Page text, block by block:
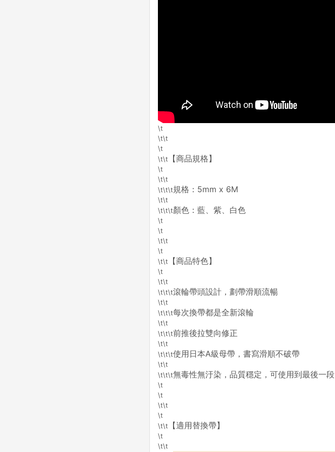
\t
\t\t
\t
\t\t
【商品規格】
\t
\t\t
\t\t\t規格：5mm x 6M
\t\t
\t\t\t顏色：藍、紫、白色
\t
\t
\t\t
\t
\t\t
【商品特色】
\t
\t\t
\t\t\t滾輪帶頭設計，劃帶滑順流暢
\t\t
\t\t\t每次換帶都是全新滾輪
\t\t
\t\t\t前推後拉雙向修正
\t\t
\t\t\t使用日本A級母帶，書寫滑順不破帶
\t\t
\t\t\t無毒性無汙染，品質穩定，可使用到最後一段
\t
\t
\t\t
\t
\t\t
【適用替換帶】
\t
\t\t